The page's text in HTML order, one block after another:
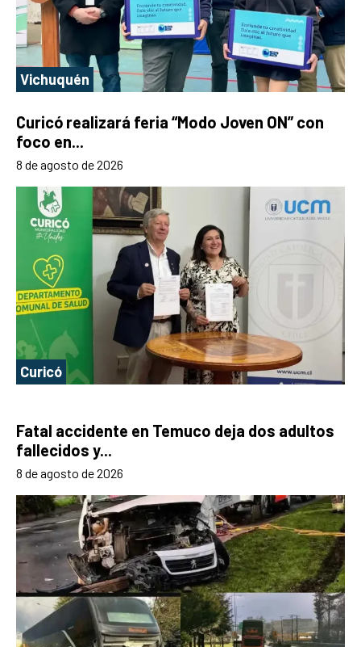
Vichuquén
Curicó realizará feria “Modo Joven ON” con
foco en...
8 de agosto de 2026
Curicó
Fatal accidente en Temuco deja dos adultos
fallecidos y...
8 de agosto de 2026